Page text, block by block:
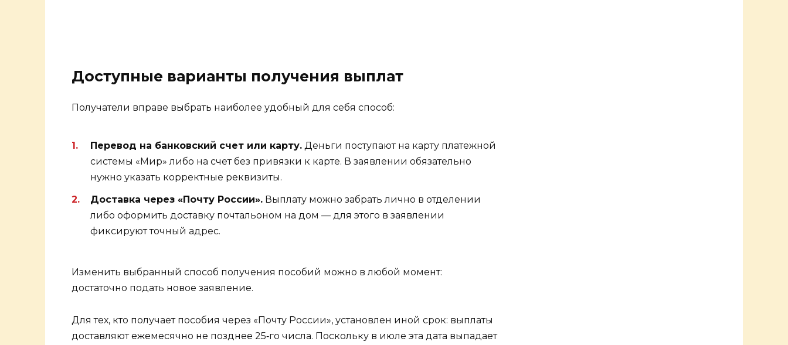
Доступные варианты получения выплат
Получатели вправе выбрать наиболее удобный для себя способ:
Перевод на банковский счет или карту. Деньги поступают на карту платежной
системы «Мир» либо на счет без привязки к карте. В заявлении обязательно
нужно указать корректные реквизиты.
Доставка через «Почту России». Выплату можно забрать лично в отделении
либо оформить доставку почтальоном на дом — для этого в заявлении
фиксируют точный адрес.
Изменить выбранный способ получения пособий можно в любой момент:
достаточно подать новое заявление.
Для тех, кто получает пособия через «Почту России», установлен иной срок: выплаты
доставляют ежемесячно не позднее 25‑го числа. Поскольку в июле эта дата выпадает